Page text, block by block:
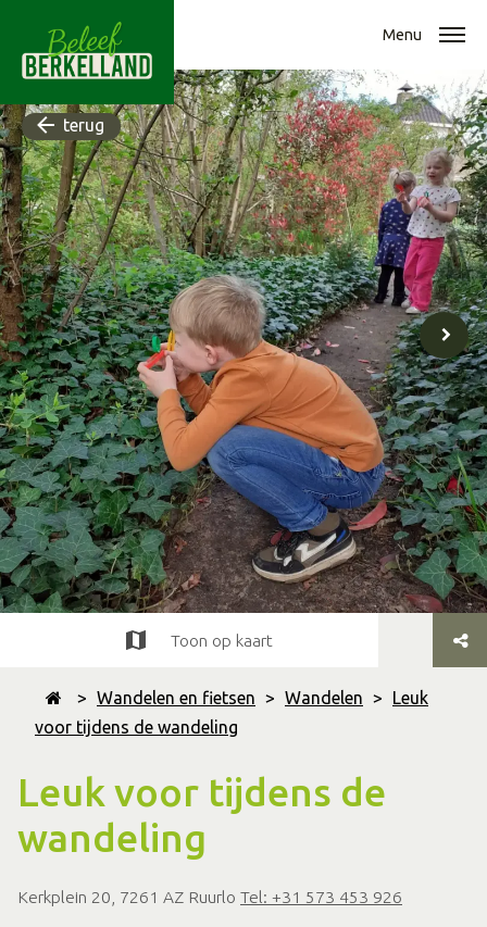
Menu
terug
> Wandelen en fietsen > Wandelen >
Leuk
voor tijdens de wandeling
Leuk voor tijdens de
wandeling
Kerkplein 20, 7261 AZ Ruurlo Tel: +31 573 453 926
Toon op kaart